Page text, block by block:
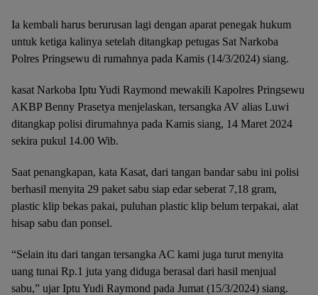
Ia kembali harus berurusan lagi dengan aparat penegak hukum
untuk ketiga kalinya setelah ditangkap petugas Sat Narkoba
Polres Pringsewu di rumahnya pada Kamis (14/3/2024) siang.
kasat Narkoba Iptu Yudi Raymond mewakili Kapolres Pringsewu
AKBP Benny Prasetya menjelaskan, tersangka AV alias Luwi
ditangkap polisi dirumahnya pada Kamis siang, 14 Maret 2024
sekira pukul 14.00 Wib.
Saat penangkapan, kata Kasat, dari tangan bandar sabu ini polisi
berhasil menyita 29 paket sabu siap edar seberat 7,18 gram,
plastic klip bekas pakai, puluhan plastic klip belum terpakai, alat
hisap sabu dan ponsel.
“Selain itu dari tangan tersangka AC kami juga turut menyita
uang tunai Rp.1 juta yang diduga berasal dari hasil menjual
sabu,” ujar Iptu Yudi Raymond pada Jumat (15/3/2024) siang.